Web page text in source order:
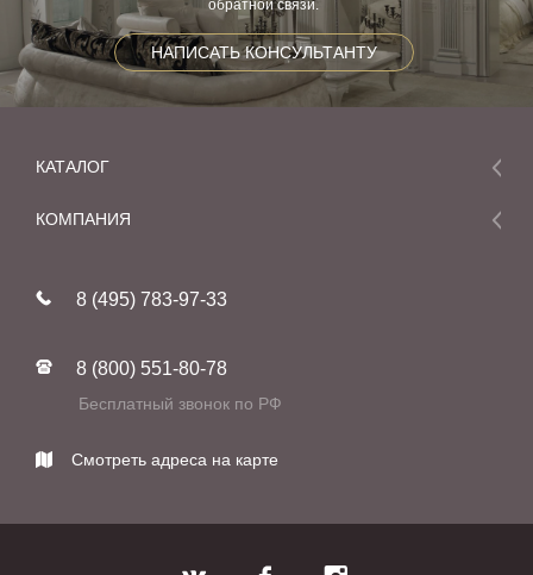
обратной связи.
НАПИСАТЬ КОНСУЛЬТАНТУ
КАТАЛОГ
Мебель
Новинки
Фабрики
КОМПАНИЯ
Реставрация
Контакты
8 (495) 783-97-33
8 (800) 551-80-78
Бесплатный звонок по РФ
Смотреть адреса на карте